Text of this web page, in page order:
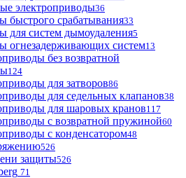
электроприводы36
быстрого срабатывания33
для систем дымоудаления5
огнезадерживающих систем13
без возвратной
124
для затворов86
для седельных клапанов38
для шаровых кранов117
с возвратной пружиной60
с конденсатором48
526
защиты526
71